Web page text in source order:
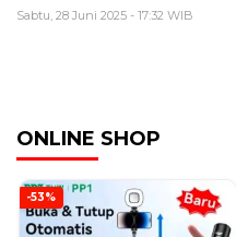
Sabtu, 28 Juni 2025 - 17:32 WIB
ONLINE SHOP
-53%